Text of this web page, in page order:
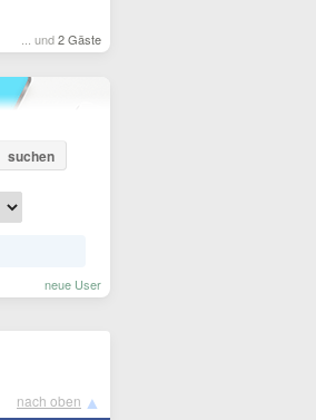
... und2 Gäste
suchen
neue User
nach oben ▲